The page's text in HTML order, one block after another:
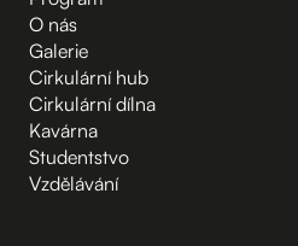
O nás
Galerie
Cirkulární hub
Cirkulární dílna
Kavárna
Studentstvo
Vzdělávání